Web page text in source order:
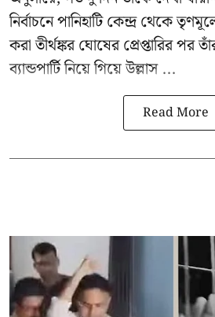
নির্বাচনে পানিহাটি কেন্দ্র থেকে
করা তীর্থঙ্কর ঘোষের প্রেপ্তারির পর
ব্যান্ডপার্টি নিয়ে গিয়ে উল্লাস ...
Read More